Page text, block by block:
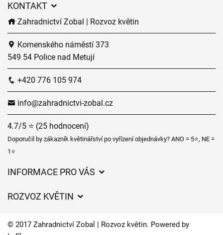
KONTAKT
Zahradnictví Zobal | Rozvoz květin
Komenského náměstí 373
549 54 Police nad Metují
+420 776 105 974
info@zahradnictvi-zobal.cz
4.7/5 ⭐ (25 hodnocení)
Doporučil by zákazník květinářství po vyřízení objednávky? ANO = 5⭐, NE =
1⭐
INFORMACE PRO VÁS
Často kladené dotazy
ROZVOZ KVĚTIN
Zahradnické služby
© 2017 Zahradnictví Zobal | Rozvoz květin. Powered by